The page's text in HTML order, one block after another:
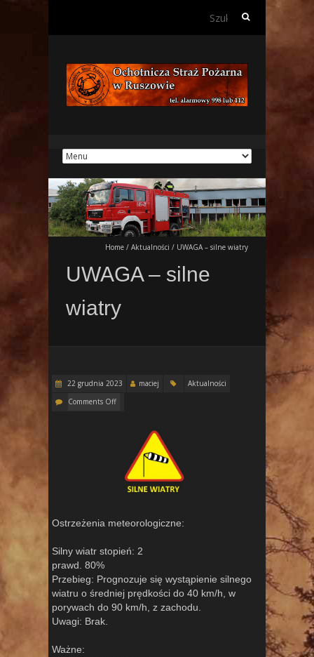
Szukaj:
Home / Aktualności / UWAGA – silne wiatry
UWAGA – silne
wiatry
22 grudnia 2023 maciej
Aktualności
Comments Off
Ostrzeżenia meteorologiczne:
Silny wiatr stopień: 2
prawd. 80%
Przebieg: Prognozuje się wystąpienie silnego
wiatru o średniej prędkości do 40 km/h, w
porywach do 90 km/h, z zachodu.
Uwagi: Brak.
Ważne: